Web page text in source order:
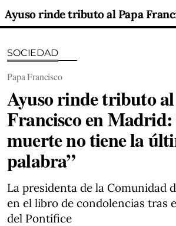
SOCIEDAD
Papa Francisco
Ayuso rinde tributo
Francisco en
muerte no tiene la
palabra”
La presidenta de la Comunidad
en el libro de condolencias tras
del Pontífice